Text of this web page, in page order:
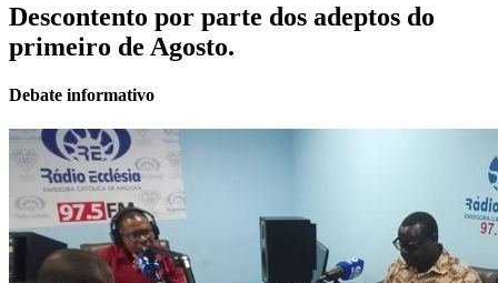
Descontento por parte dos adeptos do
primeiro de Agosto.
Debate informativo